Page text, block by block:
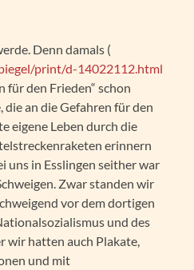
Denn damals (
print/d-14022112.html
für den Frieden“ schon
die an die Gefahren für den
eigene Leben durch die
erinnern
uns in Esslingen seither war
Zwar standen wir
vor dem dortigen
und des
wir hatten auch Plakate,
und mit